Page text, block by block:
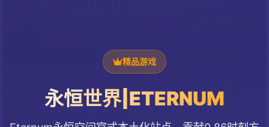
精品游戏
永恒世界|ETERNUM